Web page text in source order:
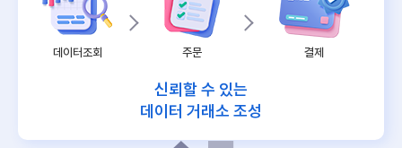
데이터조회 주문 결제
신뢰할 수 있는
데이터 거래소 조성